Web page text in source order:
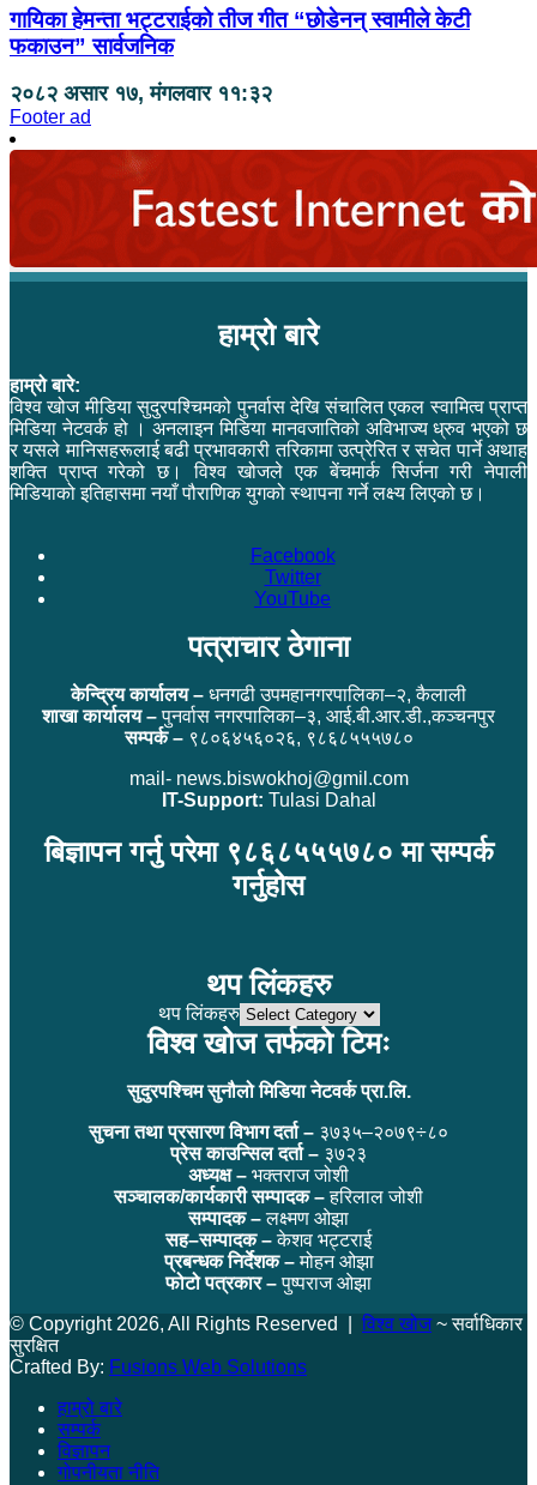
गायिका हेमन्ता भट्टराईको तीज गीत “छोडेनन् स्वामीले केटी
फकाउन” सार्वजनिक
२०८२ असार १७, मंगलवार ११:३२
Footer ad
हाम्रो बारे
हाम्रो बारे:
विश्व खोज मीडिया सुदुरपश्चिमको पुनर्वास देखि संचालित एकल स्वामित्व प्राप्त
मिडिया नेटवर्क हो । अनलाइन मिडिया मानवजातिको अविभाज्य ध्रुव भएको छ
र यसले मानिसहरूलाई बढी प्रभावकारी तरिकामा उत्प्रेरित र सचेत पार्ने अथाह
शक्ति प्राप्त गरेको छ। विश्व खोजले एक बेंचमार्क सिर्जना गरी नेपाली
मिडियाको इतिहासमा नयाँ पौराणिक युगको स्थापना गर्ने लक्ष्य लिएको छ।
Facebook
Twitter
YouTube
पत्राचार ठेगाना
केन्द्रिय कार्यालय – धनगढी उपमहानगरपालिका–२, कैलाली
शाखा कार्यालय –पुनर्वास नगरपालिका–३, आई.बी.आर.डी.,कञ्चनपुर
सम्पर्क –९८०६४५६०२६, ९८६८५५५७८०
mail- news.biswokhoj@gmil.com
IT-Support: Tulasi Dahal
बिज्ञापन गर्नु परेमा ९८६८५५५७८० मा सम्पर्क
गर्नुहोस
थप लिंकहरु
थप लिंकहरु
विश्व खोज तर्फको टिमः
सुदुरपश्चिम सुनौलो मिडिया नेटवर्क प्रा.लि.
सुचना तथा प्रसारण विभाग दर्ता – ३७३५–२०७९÷८०
प्रेस काउन्सिल दर्ता – ३७२३
अध्यक्ष – भक्तराज जोशी
सञ्चालक/कार्यकारी सम्पादक –हरिलाल जोशी
सम्पादक –लक्ष्मण ओझा
सह–सम्पादक –केशव भट्टराई
प्रबन्धक निर्देशक –मोहन ओझा
फोटो पत्रकार –पुष्पराज ओझा
© Copyright 2026, All Rights Reserved | विश्व खोज~ सर्वाधिकार
सुरक्षित
Crafted By: Fusions Web Solutions
हाम्रो बारे
सम्पर्क
विज्ञापन
गोपनीयता नीति